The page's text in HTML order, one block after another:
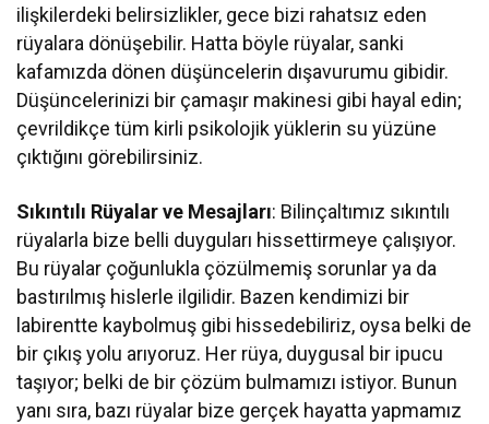
ilişkilerdeki belirsizlikler, gece bizi rahatsız eden
rüyalara dönüşebilir. Hatta böyle rüyalar, sanki
kafamızda dönen düşüncelerin dışavurumu gibidir.
Düşüncelerinizi bir çamaşır makinesi gibi hayal edin;
çevrildikçe tüm kirli psikolojik yüklerin su yüzüne
çıktığını görebilirsiniz.
Sıkıntılı Rüyalar ve Mesajları: Bilinçaltımız sıkıntılı
rüyalarla bize belli duyguları hissettirmeye çalışıyor.
Bu rüyalar çoğunlukla çözülmemiş sorunlar ya da
bastırılmış hislerle ilgilidir. Bazen kendimizi bir
labirentte kaybolmuş gibi hissedebiliriz, oysa belki de
bir çıkış yolu arıyoruz. Her rüya, duygusal bir ipucu
taşıyor; belki de bir çözüm bulmamızı istiyor. Bunun
yanı sıra, bazı rüyalar bize gerçek hayatta yapmamız